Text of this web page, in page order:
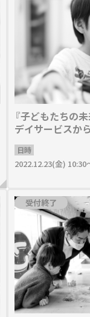
『子どもたちの
デイサービスか
日時
2022.12.23(金) 10:30
受付終了